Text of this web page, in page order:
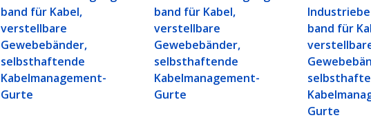
band für Kabel,
verstellbare
Gewebebänder,
selbsthaftende
Kabelmanagement-
Gurte
band für Kabel,
verstellbare
Gewebebänder,
selbsthaftende
Kabelmanagement-
Gurte
band für
Gurte